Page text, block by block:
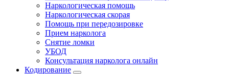
Наркологическая помощь
Наркологическая скорая
Помощь при передозировке
Прием нарколога
Снятие ломки
УБОД
Консультация нарколога онлайн
Кодирование